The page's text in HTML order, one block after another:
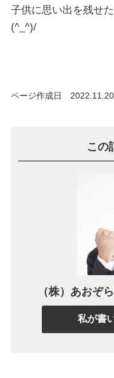
子供に思い出を残せ
(^_^)/
ページ作成日 2022.11.20
この
（株）あおぞ
私が書